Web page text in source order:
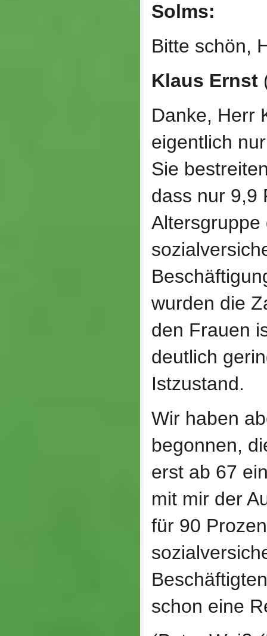
Solms:
Bitte schön,
Klaus Ernst
Danke, Herr
eigentlich
Sie
dass nur 9,9
wurden die
den Frauen
deutlich
Istzustand.
Wir haben
begonnen,
erst ab 67
mit mir der
für 90
schon eine